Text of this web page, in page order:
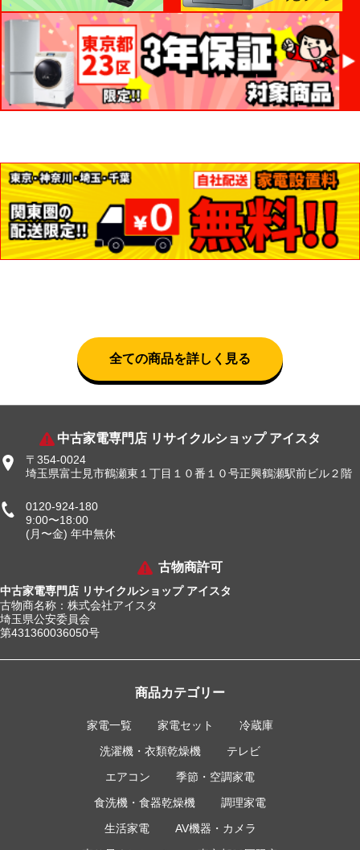
全ての商品を詳しく見る
中古家電専門店 リサイクルショップ アイスタ
〒354-0024
埼玉県富士見市鶴瀬東１丁目１０番１０号正興鶴瀬駅前ビル２階
0120-924-180
9:00〜18:00
(月〜金) 年中無休
古物商許可
中古家電専門店 リサイクルショップ アイスタ
古物商名称：株式会社アイスタ
埼玉県公安委員会
第431360036050号
商品カテゴリー
家電一覧 家電セット
冷蔵庫
洗濯機・衣類乾燥機
テレビ
エアコン
季節・空調家電
食洗機・食器乾燥機
調理家電
生活家電
AV機器・カメラ